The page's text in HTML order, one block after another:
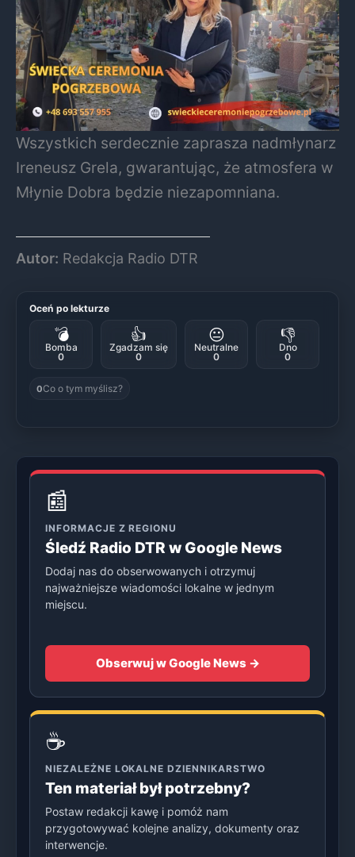
Wszystkich serdecznie zaprasza nadmłynarz
Ireneusz Grela, gwarantując, że atmosfera w
Młynie Dobra będzie niezapomniana.
Autor: Redakcja Radio DTR
Oceń po lekturze
💣
Bomba
0
👍
Zgadzam się
0
😐
Neutralne
0
👎
Dno
0
0Co o tym myślisz?
📰
INFORMACJE Z REGIONU
Śledź Radio DTR w Google News
Dodaj nas do obserwowanych i otrzymuj
najważniejsze wiadomości lokalne w jednym
miejscu.
Obserwuj w Google News →
☕
NIEZALEŻNE LOKALNE DZIENNIKARSTWO
Ten materiał był potrzebny?
Postaw redakcji kawę i pomóż nam
przygotowywać kolejne analizy, dokumenty oraz
interwencje.